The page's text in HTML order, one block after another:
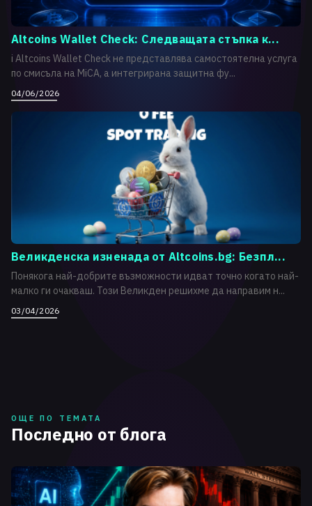
Altcoins Wallet Check: Следващата стъпка к...
i Altcoins Wallet Check не представлява самостоятелна услуга
по смисъла на MiCA, а интегрирана защитна фу...
04/06/2026
Великденска изненада от Altcoins.bg: Безпл...
Понякога най-добрите възможности идват точно когато най-
малко ги очакваш. Този Великден решихме да направим н...
03/04/2026
ОЩЕ ПО ТЕМАТА
Последно от блога